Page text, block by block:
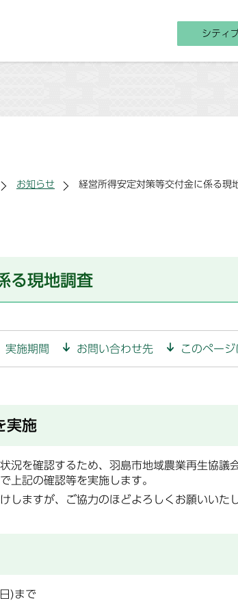
シティ
お知らせ 経営所得安定対策等交付金に係る現
る現地調査
実施期間 お問い合わせ先 このペー
実施
況を確認するため、羽島市地域農業再生協議
上記の確認等を実施します。
しますが、ご協力のほどよろしくお願いいた
)まで